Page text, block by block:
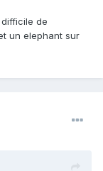
de
un elephant sur